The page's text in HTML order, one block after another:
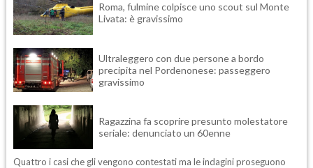
Roma, fulmine colpisce uno scout sul Monte
Livata: è gravissimo
Ultraleggero con due persone a bordo
precipita nel Pordenonese: passeggero
gravissimo
Ragazzina fa scoprire presunto molestatore
seriale: denunciato un 60enne
Quattro i casi che gli vengono contestati ma le indagini proseguono